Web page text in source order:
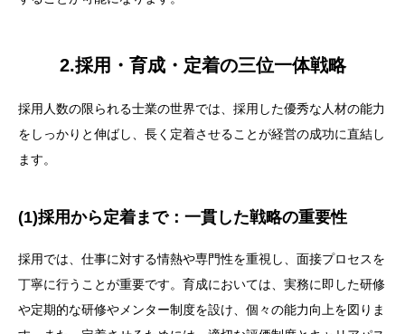
2.採用・育成・定着の三位一体戦略
採用人数の限られる士業の世界では、採用した優秀な人材の能力
をしっかりと伸ばし、長く定着させることが経営の成功に直結し
ます。
(1)採用から定着まで：一貫した戦略の重要性
採用では、仕事に対する情熱や専門性を重視し、面接プロセスを
丁寧に行うことが重要です。育成においては、実務に即した研修
や定期的な研修やメンター制度を設け、個々の能力向上を図りま
目次
1.士業の採用成功戦略
(1)優秀な人材を引き寄せる士業の採用のポイント
(2)採用に適した時期を見極める